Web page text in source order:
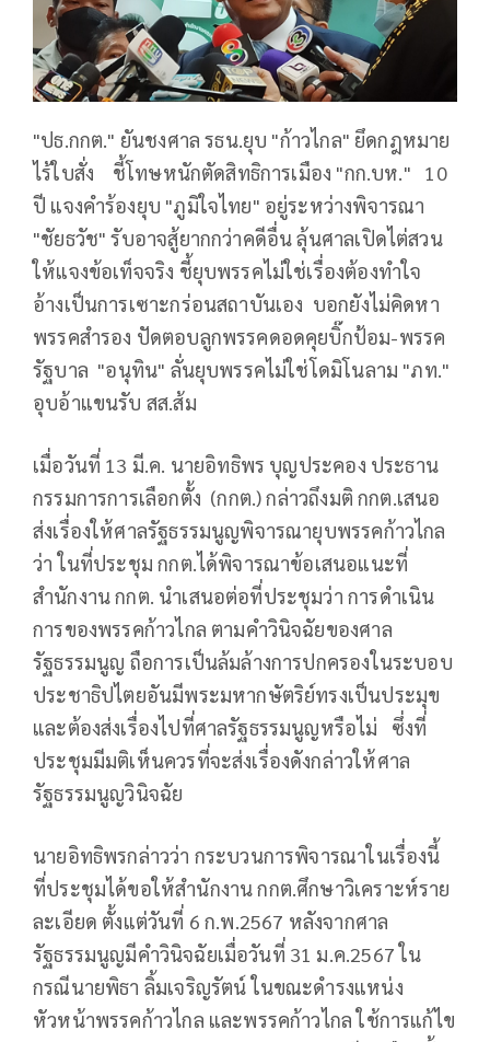
"ปธ.กกต." ยันชงศาล รธน.ยุบ "ก้าวไกล" ยึดกฎหมาย
ไร้ใบสั่ง ชี้โทษหนักตัดสิทธิการเมือง "กก.บห." 10
ปี แจงคำร้องยุบ "ภูมิใจไทย" อยู่ระหว่างพิจารณา
"ชัยธวัช" รับอาจสู้ยากกว่าคดีอื่น ลุ้นศาลเปิดไต่สวน
ให้แจงข้อเท็จจริง ชี้ยุบพรรคไม่ใช่เรื่องต้องทำใจ
อ้างเป็นการเซาะกร่อนสถาบันเอง บอกยังไม่คิดหา
พรรคสำรอง ปัดตอบลูกพรรคดอดคุยบิ๊กป้อม-พรรค
รัฐบาล "อนุทิน" ลั่นยุบพรรคไม่ใช่โดมิโนลาม "ภท."
อุบอ้าแขนรับ สส.ส้ม
เมื่อวันที่ 13 มี.ค. นายอิทธิพร บุญประคอง ประธาน
กรรมการการเลือกตั้ง (กกต.) กล่าวถึงมติ กกต.เสนอ
ส่งเรื่องให้ศาลรัฐธรรมนูญพิจารณายุบพรรคก้าวไกล
ว่า ในที่ประชุม กกต.ได้พิจารณาข้อเสนอแนะที่
สำนักงาน กกต. นำเสนอต่อที่ประชุมว่า การดำเนิน
การของพรรคก้าวไกล ตามคำวินิจฉัยของศาล
รัฐธรรมนูญ ถือการเป็นล้มล้างการปกครองในระบอบ
ประชาธิปไตยอันมีพระมหากษัตริย์ทรงเป็นประมุข
และต้องส่งเรื่องไปที่ศาลรัฐธรรมนูญหรือไม่ ซึ่งที่
ประชุมมีมติเห็นควรที่จะส่งเรื่องดังกล่าวให้ศาล
รัฐธรรมนูญวินิจฉัย
นายอิทธิพรกล่าวว่า กระบวนการพิจารณาในเรื่องนี้
ที่ประชุมได้ขอให้สำนักงาน กกต.ศึกษาวิเคราะห์ราย
ละเอียด ตั้งแต่วันที่ 6 ก.พ.2567 หลังจากศาล
รัฐธรรมนูญมีคำวินิจฉัยเมื่อวันที่ 31 ม.ค.2567 ใน
กรณีนายพิธา ลิ้มเจริญรัตน์ ในขณะดำรงแหน่ง
หัวหน้าพรรคก้าวไกล และพรรคก้าวไกล ใช้การแก้ไข